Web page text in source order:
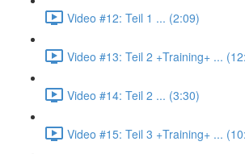
Video #12: Teil 1 ... (2:09)
Video #13: Teil 2 +Training+ ...
Video #14: Teil 2 ... (3:30)
Video #15: Teil 3 +Training+ ...